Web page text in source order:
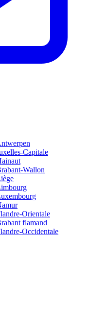
Capitale
Wallon
Orientale
flamand
Occidentale